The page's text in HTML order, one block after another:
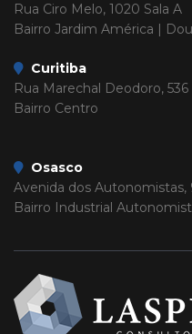
Rua Ciro Melo, 1020 Sala A
Bairro Jardim América |
Curitiba
Rua Marechal Deodoro, 536
Bairro Centro
Osasco
Avenida dos Autonomistas,
Bairro Industrial